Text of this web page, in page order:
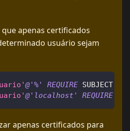
apenas certificados
usuário sejam
@'%' REQUIRE SUBJECT
@'localhost' REQUIRE
apenas certificados para